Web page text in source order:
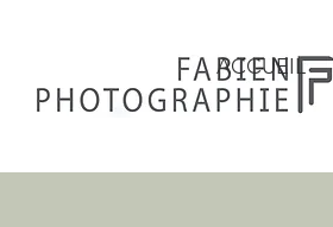
ACCUEIL